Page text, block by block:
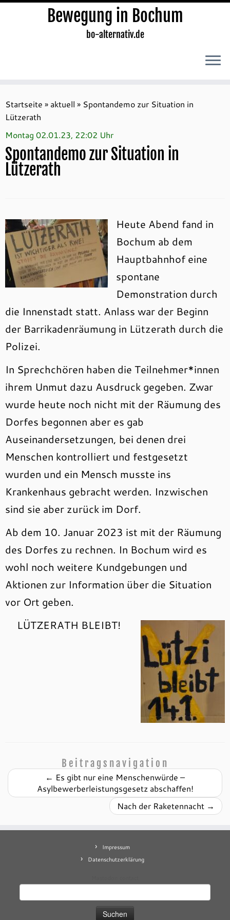
Inhalt
springen
Bewegung in Bochum
bo-alternativ.de
Startseite » aktuell » Spontandemo zur Situation in
Lützerath
Montag 02.01.23, 22:02 Uhr
Spontandemo zur Situation in
Lützerath
Heute Abend fand in
Bochum ab dem
Hauptbahnhof eine
spontane
Demonstration durch
die Innenstadt statt. Anlass war der Beginn
der Barrikadenräumung in Lützerath durch die
Polizei.
In Sprechchören haben die Teilnehmer*innen
ihrem Unmut dazu Ausdruck gegeben. Zwar
wurde heute noch nicht mit der Räumung des
Dorfes begonnen aber es gab
Auseinandersetzungen, bei denen drei
Menschen kontrolliert und festgesetzt
wurden und ein Mensch musste ins
Krankenhaus gebracht werden. Inzwischen
sind sie aber zurück im Dorf.
Ab dem 10. Januar 2023 ist mit der Räumung
des Dorfes zu rechnen. In Bochum wird es
wohl noch weitere Kundgebungen und
Aktionen zur Information über die Situation
vor Ort geben.
LÜTZERATH BLEIBT!
Beitragsnavigation
← Es gibt nur eine Menschenwürde –
Asylbewerberleistungsgesetz abschaffen!
Nach der Raketennacht →
Impressum
Datenschutzerklärung